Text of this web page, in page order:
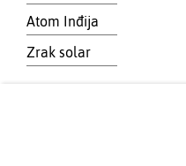
Atom Inđija
Zrak solar